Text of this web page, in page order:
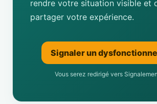
rendre votre situation visible et
partager votre expérience.
Signaler un
Vous serez redirigé vers